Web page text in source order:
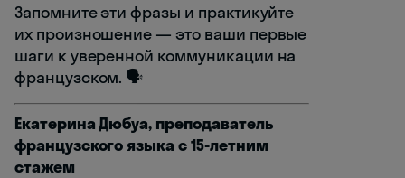
Запомните эти фразы и практикуйте
их произношение — это ваши первые
шаги к уверенной коммуникации на
французском. 🗣️
Екатерина Дюбуа, преподаватель
французского языка с 15-летним
стажем